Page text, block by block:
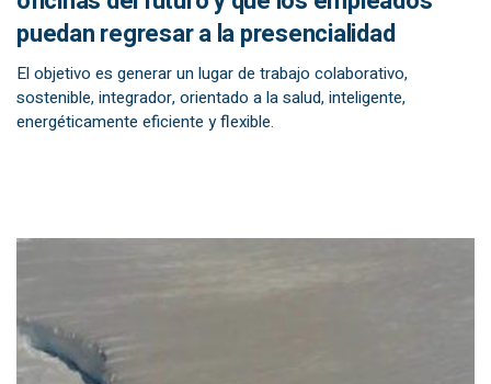
puedan regresar a la presencialidad
El objetivo es generar un lugar de trabajo colaborativo,
sostenible, integrador, orientado a la salud, inteligente,
energéticamente eficiente y flexible.